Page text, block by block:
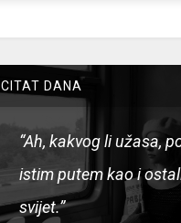
CITAT DANA
“Ah, kakvog li užasa,
istim putem kao i
svijet.”